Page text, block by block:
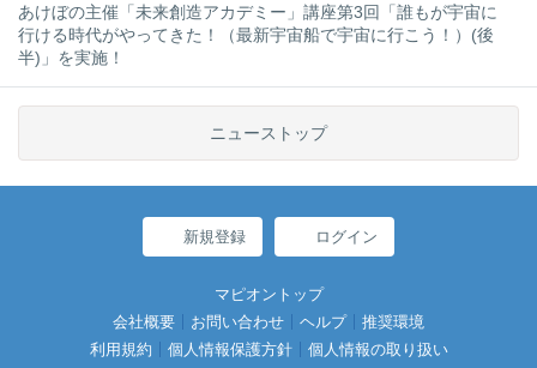
あけぼの主催「未来創造アカデミー」講座第3回「誰もが宇宙に
行ける時代がやってきた！（最新宇宙船で宇宙に行こう！）(後
半)」を実施！
ニューストップ
新規登録 ログイン
マピオントップ
会社概要
お問い合わせ ヘルプ
推奨環境
利用規約
個人情報保護方針
個人情報の取り扱い